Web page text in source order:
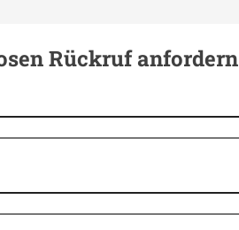
Rückruf anfordern